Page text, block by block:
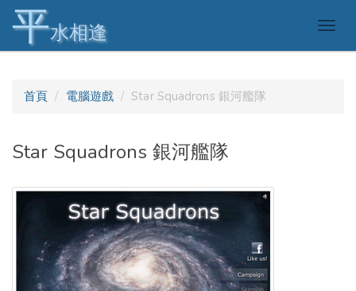
平水相逢
首頁 電腦遊戲 Star Squadrons 銀河艦隊
Star Squadrons 銀河艦隊